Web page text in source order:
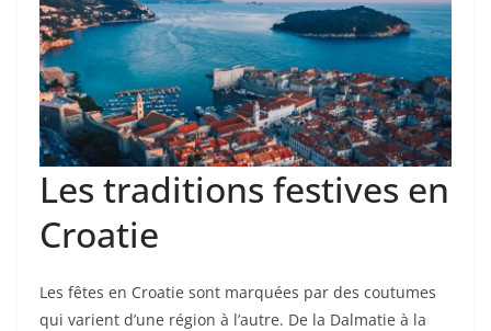
Les traditions festives en
Croatie
Les fêtes en Croatie sont marquées par des coutumes
qui varient d’une région à l’autre. De la Dalmatie à la